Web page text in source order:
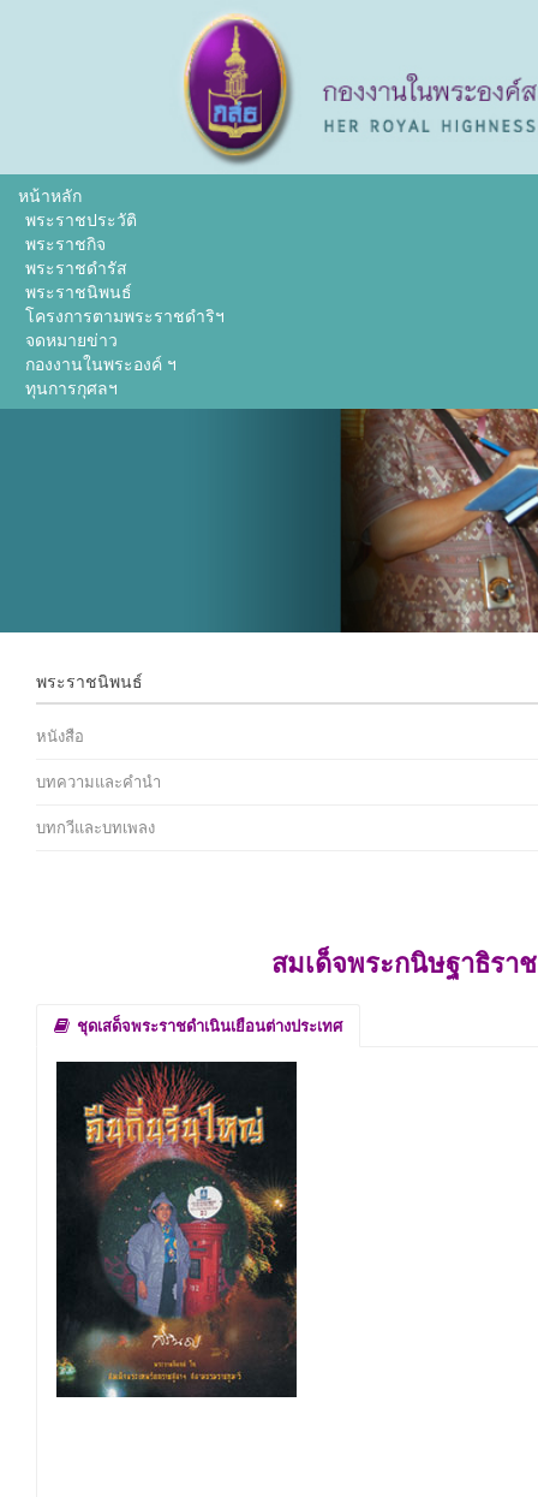
หน้าหลัก
พระราชประวัติ
พระราชกิจ
พระราชดำรัส
พระราชนิพนธ์
โครงการตามพระราชดำริฯ
จดหมายข่าว
กองงานในพระองค์ ฯ
ทุนการกุศลฯ
พระราชนิพนธ์
หนังสือ
บทความและคำนำ
บทกวีและบทเพลง
สมเด็จพระกนิษฐาธิรา
ชุดเสด็จพระราชดำเนินเยือนต่างประเทศ